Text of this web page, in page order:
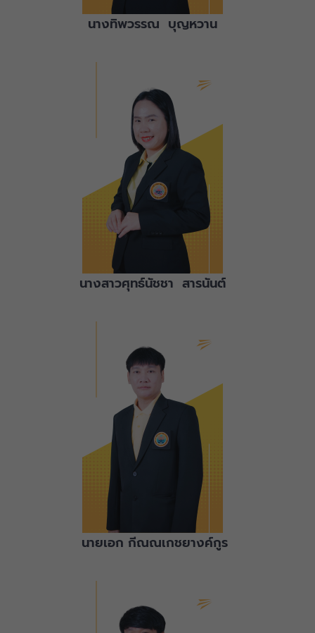
นางทิพวรรณ บุญหวาน
นางสาวศุทธ์นัชชา สารนันต์
นายเอก กีณณเกชยางค์กูร